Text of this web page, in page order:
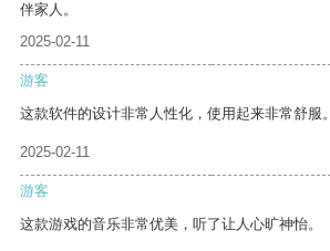
伴家人。
2025-02-11
游客
这款软件的设计非常人性化，使用起来非常舒服。
2025-02-11
游客
这款游戏的音乐非常优美，听了让人心旷神怡。